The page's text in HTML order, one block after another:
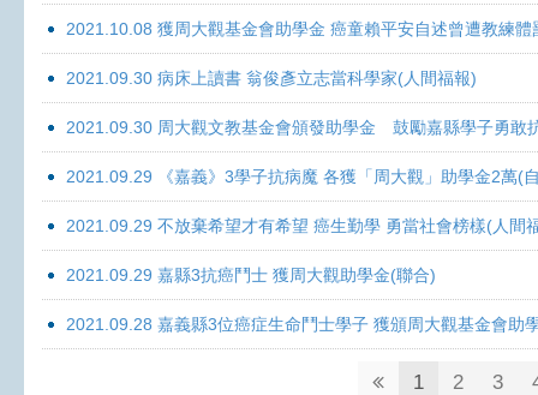
2021.10.08 獲周大觀基金會助學金 癌童賴平安自述曾遭教練體
2021.09.30 病床上讀書 翁俊彥立志當科學家(人間福報)
2021.09.30 周大觀文教基金會頒發助學金 鼓勵嘉縣學子勇敢
2021.09.29 《嘉義》3學子抗病魔 各獲「周大觀」助學金2萬(
2021.09.29 不放棄希望才有希望 癌生勤學 勇當社會榜樣(人間
2021.09.29 嘉縣3抗癌鬥士 獲周大觀助學金(聯合)
2021.09.28 嘉義縣3位癌症生命鬥士學子 獲頒周大觀基金會助
1 2 3